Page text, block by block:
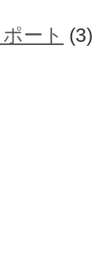
ート (3)